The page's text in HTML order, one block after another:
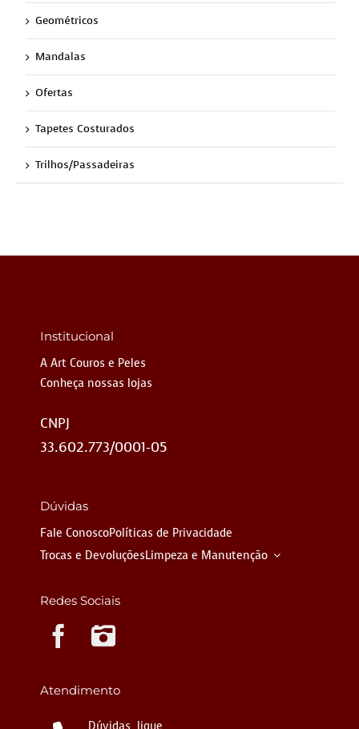
Geométricos
Mandalas
Ofertas
Tapetes Costurados
Trilhos/Passadeiras
Institucional
A Art Couros e Peles
Conheça nossas lojas
CNPJ
33.602.773/0001-05
Dúvidas
Fale ConoscoPolíticas de Privacidade
Trocas e DevoluçõesLimpeza e Manutenção
Redes Sociais
Atendimento